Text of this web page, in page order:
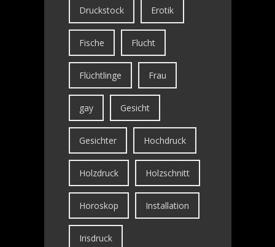
Druckstock Erotik
Fische Flucht
Flüchtlinge Frau
gay Gesicht
Gesichter Hochdruck
Holzdruck Holzschnitt
Horoskop Installation
Irisdruck